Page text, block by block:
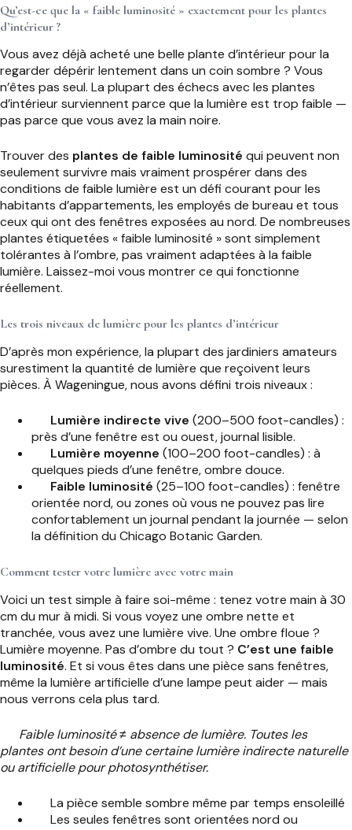
Qu’est-ce que la « faible luminosité » exactement pour les plantes
d’intérieur ?
Vous avez déjà acheté une belle plante d’intérieur pour la
regarder dépérir lentement dans un coin sombre ? Vous
n’êtes pas seul. La plupart des échecs avec les plantes
d’intérieur surviennent parce que la lumière est trop faible —
pas parce que vous avez la main noire.
Trouver des plantes de faible luminosité qui peuvent non
seulement survivre mais vraiment prospérer dans des
conditions de faible lumière est un défi courant pour les
habitants d’appartements, les employés de bureau et tous
ceux qui ont des fenêtres exposées au nord. De nombreuses
plantes étiquetées « faible luminosité » sont simplement
tolérantes à l’ombre, pas vraiment adaptées à la faible
lumière. Laissez-moi vous montrer ce qui fonctionne
réellement.
Les trois niveaux de lumière pour les plantes d’intérieur
D’après mon expérience, la plupart des jardiniers amateurs
surestiment la quantité de lumière que reçoivent leurs
pièces. À Wageningue, nous avons défini trois niveaux :
Lumière indirecte vive (200–500 foot-candles) :
près d’une fenêtre est ou ouest, journal lisible.
Lumière moyenne (100–200 foot-candles) : à
quelques pieds d’une fenêtre, ombre douce.
Faible luminosité (25–100 foot-candles) : fenêtre
orientée nord, ou zones où vous ne pouvez pas lire
confortablement un journal pendant la journée — selon
la définition du Chicago Botanic Garden.
Comment tester votre lumière avec votre main
Voici un test simple à faire soi-même : tenez votre main à 30
cm du mur à midi. Si vous voyez une ombre nette et
tranchée, vous avez une lumière vive. Une ombre floue ?
Lumière moyenne. Pas d’ombre du tout ? C’est une faible
luminosité. Et si vous êtes dans une pièce sans fenêtres,
même la lumière artificielle d’une lampe peut aider — mais
nous verrons cela plus tard.
Faible luminosité ≠ absence de lumière. Toutes les
plantes ont besoin d’une certaine lumière indirecte naturelle
ou artificielle pour photosynthétiser.
La pièce semble sombre même par temps ensoleillé
Les seules fenêtres sont orientées nord ou